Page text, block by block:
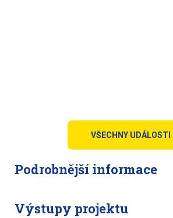
VŠECHNY UDÁLOSTI
Podrobnější informace
Výstupy projektu